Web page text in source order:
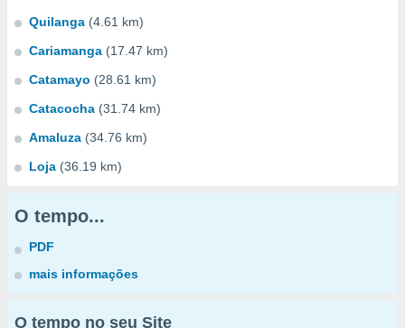
Quilanga (4.61 km)
Cariamanga (17.47 km)
Catamayo (28.61 km)
Catacocha (31.74 km)
Amaluza (34.76 km)
Loja (36.19 km)
O tempo...
PDF
mais informações
O tempo no seu Site